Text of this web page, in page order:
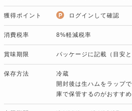
獲得ポイント ログインして確認
消費税率 8%軽減税率
賞味期限 パッケージに記載（目安と
保存方法
冷蔵
開封後は生ハムをラップ
庫で保管するのがおすすめ